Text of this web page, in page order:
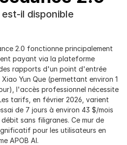
il disponible
2.0 fonctionne principalement
payant via la plateforme
rapports d'un point d'entrée
Yun Que (permettant environ 1
l'accès professionnel nécessite
tarifs, en février 2026, varient
de 7 jours à environ 43 $/mois
sans filigranes. Ce mur de
pour les utilisateurs en
APOB AI.